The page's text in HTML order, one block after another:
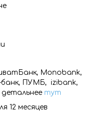
Monobank,
банк, ПУМБ, izibank,
тут
12 месяцев